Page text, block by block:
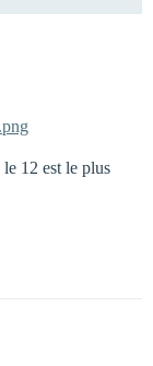
12 est le plus